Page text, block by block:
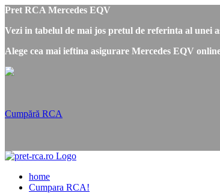
Pret RCA Mercedes EQV
Vezi in tabelul de mai jos pretul de referinta al unei
Alege cea mai ieftina asigurare Mercedes EQV
Cumpără RCA
home
Cumpara RCA!